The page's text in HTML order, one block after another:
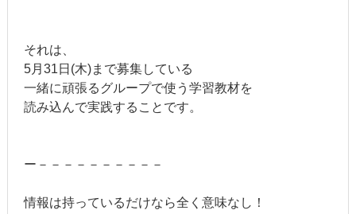
それは、
5月31日(木)まで募集している
一緒に頑張るグループで使う学習教材を
読み込んで実践することです。
ー－－－－－－－－－－
情報は持っているだけなら全く意味なし！